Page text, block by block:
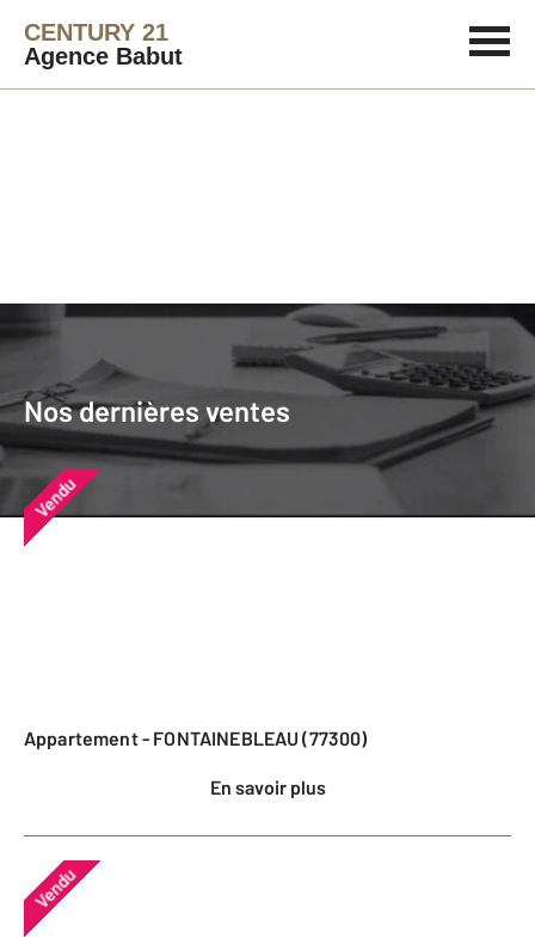
CENTURY 21
Agence Babut
Nos dernières ventes
Nos dernières ventes
Nos derniers biens vendus près de
chez vous
Vendu
Appartement - FONTAINEBLEAU (77300)
En savoir plus
Vendu